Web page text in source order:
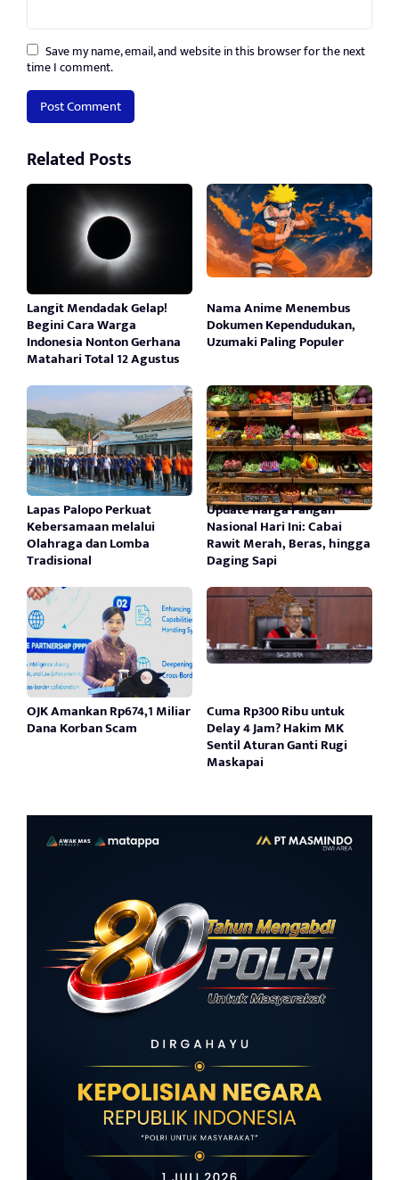
Save my name, email, and website in this browser for the next
time I comment.
Related Posts
Langit Mendadak Gelap!
Begini Cara Warga
Indonesia Nonton Gerhana
Matahari Total 12 Agustus
Nama Anime Menembus
Dokumen Kependudukan,
Uzumaki Paling Populer
Lapas Palopo Perkuat
Kebersamaan melalui
Olahraga dan Lomba
Tradisional
Update Harga Pangan
Nasional Hari Ini: Cabai
Rawit Merah, Beras, hingga
Daging Sapi
OJK Amankan Rp674,1 Miliar
Dana Korban Scam
Cuma Rp300 Ribu untuk
Delay 4 Jam? Hakim MK
Sentil Aturan Ganti Rugi
Maskapai